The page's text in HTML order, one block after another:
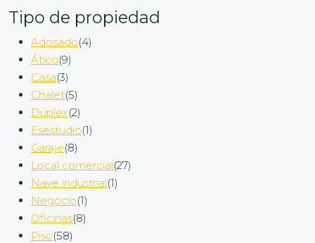
Tipo de propiedad
Adosado(4)
Ático(9)
Casa(3)
Chalet(5)
Dúplex(2)
Esestudio(1)
Garaje(8)
Local comercial(27)
Nave industrial(1)
Negocio(1)
Oficinas(8)
Piso(58)